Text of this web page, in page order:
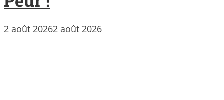
2 août 20262 août 2026